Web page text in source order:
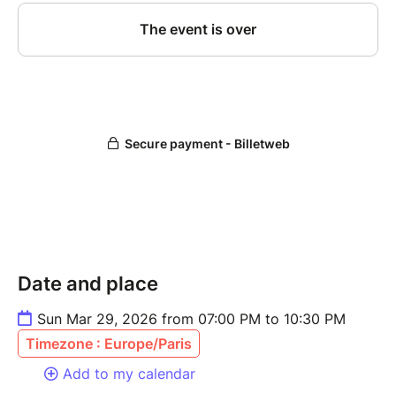
Date and place
Sun Mar 29, 2026 from 07:00 PM to 10:30 PM
Timezone : Europe/Paris
Add to my calendar